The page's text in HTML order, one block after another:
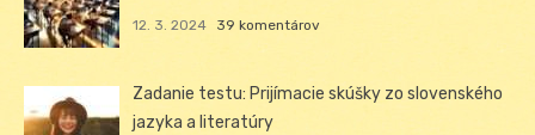
12. 3. 2024 39 komentárov
Zadanie testu: Prijímacie skúšky zo slovenského
jazyka a literatúry